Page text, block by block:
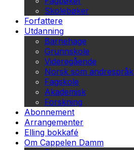
Skolebøker
Forfattere
Utdanning
Barnehage
Grunnskole
Videregående
Norsk som andrespråk
Fagskole
Akademisk
Forskning
Abonnement
Arrangementer
Elling bokkafé
Om Cappelen Damm